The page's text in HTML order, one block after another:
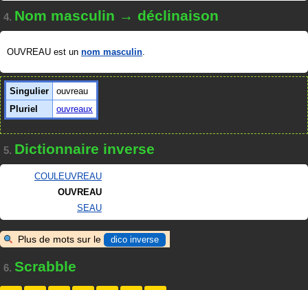
4. Nom masculin → déclinaison
OUVREAU est un nom masculin.
Singulier
ouvreau
Pluriel
ouvreaux
5. Dictionnaire inverse
COULEUVREAU
OUVREAU
SEAU
Plus de mots sur le dico inverse
6. Scrabble